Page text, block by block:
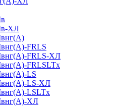
ХЛ
FRLS
FRLS-ХЛ
FRLSLTx
LS
LS-ХЛ
LSLTx
ХЛ